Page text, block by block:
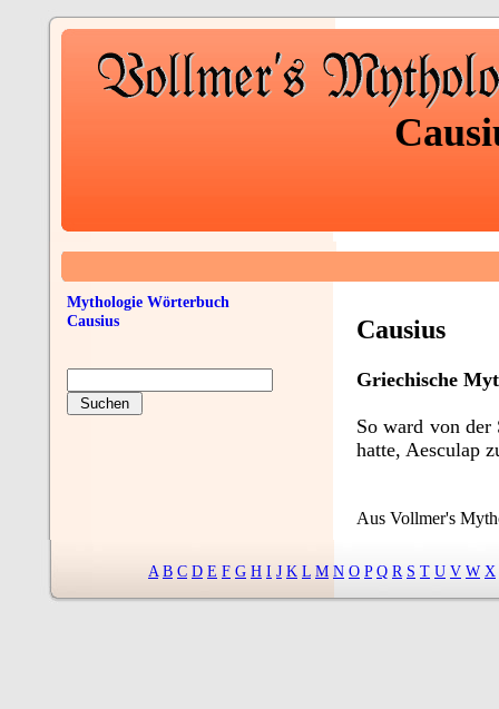
Causius
Griechische
So ward von der
hatte, Aesculap
Aus Vollmer's
Mythologie Wörterbuch
Causius
A B C D E F G H I J K L M N O P Q R S T U V W X